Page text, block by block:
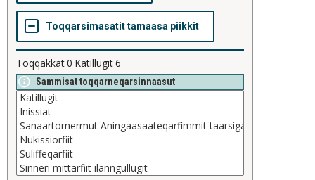
Toqqakkat0 Katillugit6
Sammisat toqqarneqarsinnaasut